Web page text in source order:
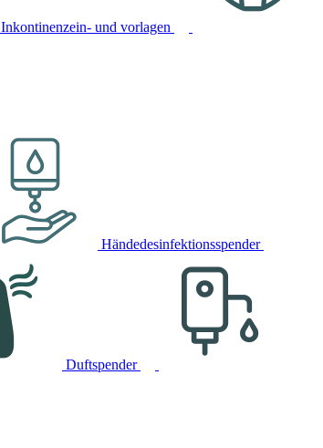
Inkontinenzein- und vorlagen
Händedesinfektionsspender
Duftspender